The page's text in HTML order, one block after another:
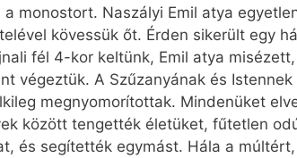
a monostort. Naszályi Emil atya
kövessük őt. Érden sikerült egy
fél 4-kor keltünk, Emil atya
végeztük. A Szűzanyának és
megnyomorítottak. Mindenüket
között tengették életüket, fűtetlen
és segítették egymást. Hála a